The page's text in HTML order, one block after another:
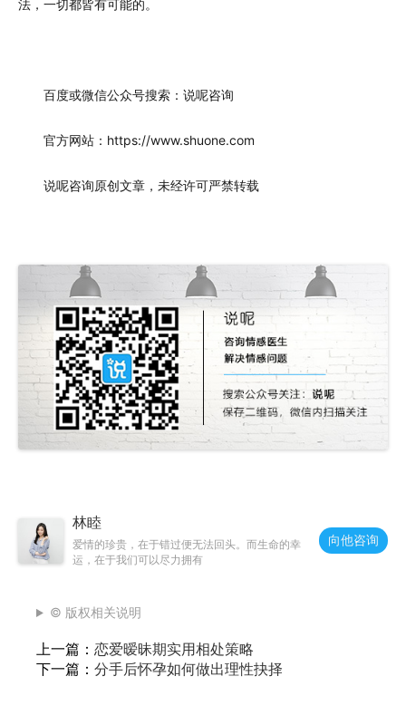
法，一切都皆有可能的。
百度或微信公众号搜索：说呢咨询
官方网站：https://www.shuone.com
说呢咨询原创文章，未经许可严禁转载
林睦
爱情的珍贵，在于错过便无法回头。而生命的幸
运，在于我们可以尽力拥有
向他咨询
© 版权相关说明
上一篇： 恋爱暧昧期实用相处策略
下一篇： 分手后怀孕如何做出理性抉择